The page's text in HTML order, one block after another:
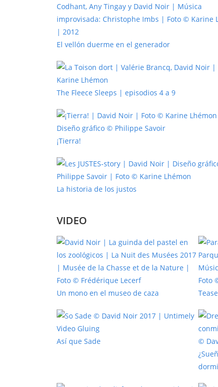
El vellón duerme en el generador
The Fleece Sleeps | episodios 4 a 9
¡Tierra!
La historia de los justos
VIDEO
Un mono en el museo de caza
Así que Sade